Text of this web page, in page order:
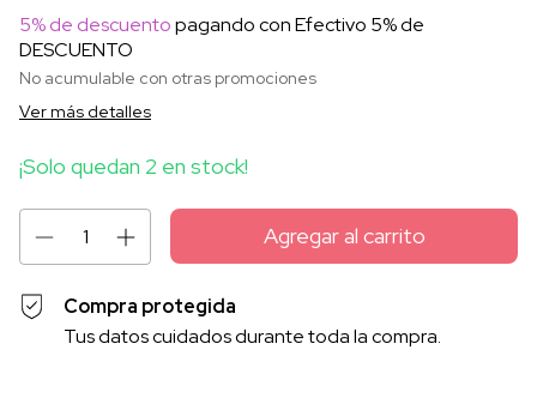
5% de descuentopagando con Efectivo 5% de
DESCUENTO
No acumulable con otras promociones
Ver más detalles
¡Solo quedan 2 en stock!
Compra protegida
Tus datos cuidados durante toda la compra.